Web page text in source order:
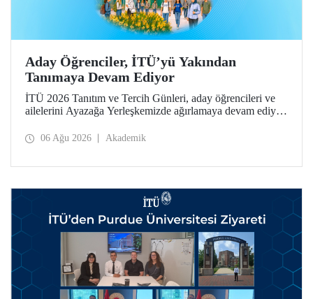
Aday Öğrenciler, İTÜ’yü Yakından
Tanımaya Devam Ediyor
İTÜ 2026 Tanıtım ve Tercih Günleri, aday öğrencileri ve
ailelerini Ayazağa Yerleşkemizde ağırlamaya devam ediyor.
ilgili fakülte ve birimler adaylara bilgi vermeye devam
06 Ağu 2026 Akademik